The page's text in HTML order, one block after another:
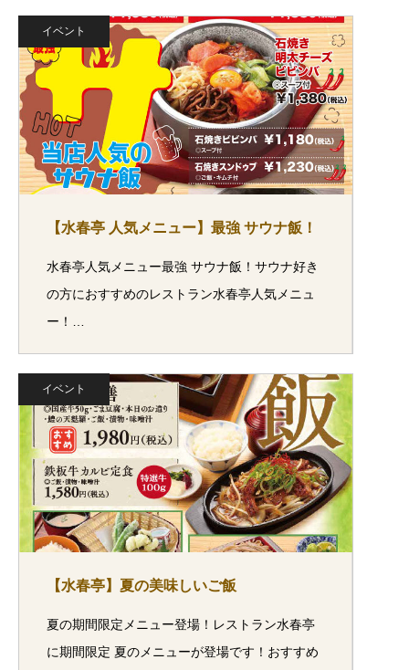
イベント
【水春亭 人気メニュー】最強 サウナ飯！
水春亭人気メニュー最強 サウナ飯！サウナ好き
の方におすすめのレストラン水春亭人気メニュ
ー！…
イベント
【水春亭】夏の美味しいご飯
夏の期間限定メニュー登場！レストラン水春亭
に期間限定 夏のメニューが登場です！おすすめ